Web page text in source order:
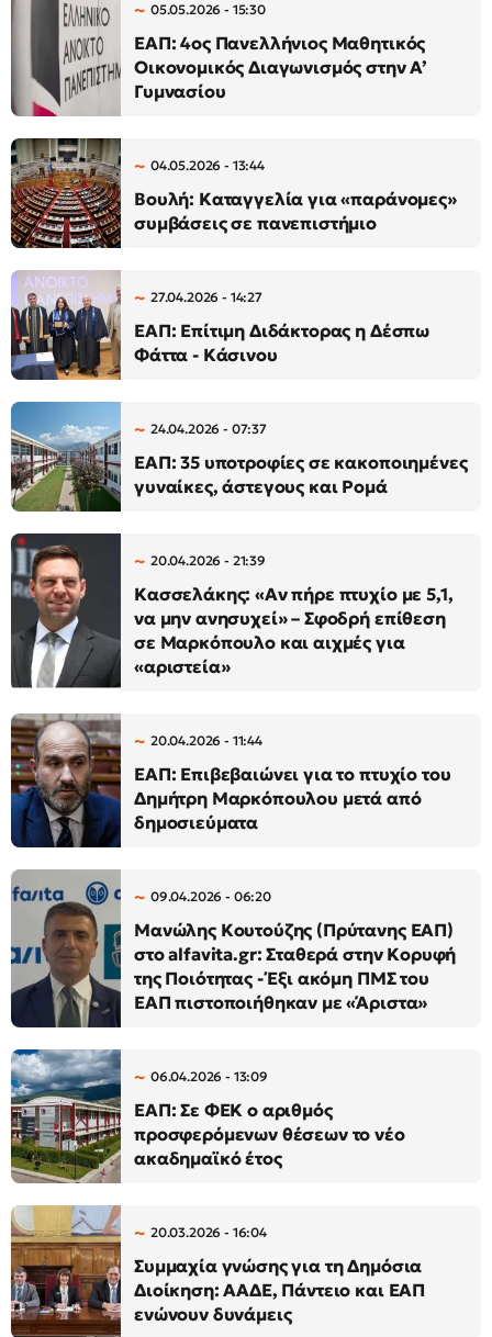
05.05.2026 - 15:30
ΕΑΠ: 4ος Πανελλήνιος Μαθητικός
Οικονομικός Διαγωνισμός στην Α’
Γυμνασίου
04.05.2026 - 13:44
Βουλή: Καταγγελία για «παράνομες»
συμβάσεις σε πανεπιστήμιο
27.04.2026 - 14:27
ΕΑΠ: Επίτιμη Διδάκτορας η Δέσπω
Φάττα - Κάσινου
24.04.2026 - 07:37
ΕΑΠ: 35 υποτροφίες σε κακοποιημένες
γυναίκες, άστεγους και Ρομά
20.04.2026 - 21:39
Κασσελάκης: «Αν πήρε πτυχίο με 5,1,
να μην ανησυχεί» – Σφοδρή επίθεση
σε Μαρκόπουλο και αιχμές για
«αριστεία»
20.04.2026 - 11:44
ΕΑΠ: Επιβεβαιώνει για το πτυχίο του
Δημήτρη Μαρκόπουλου μετά από
δημοσιεύματα
09.04.2026 - 06:20
Μανώλης Κουτούζης (Πρύτανης ΕΑΠ)
στο alfavita.gr: Σταθερά στην Κορυφή
της Ποιότητας - Έξι ακόμη ΠΜΣ του
ΕΑΠ πιστοποιήθηκαν με «Άριστα»
06.04.2026 - 13:09
ΕΑΠ: Σε ΦΕΚ ο αριθμός
προσφερόμενων θέσεων το νέο
ακαδημαϊκό έτος
20.03.2026 - 16:04
Συμμαχία γνώσης για τη Δημόσια
Διοίκηση: ΑΑΔΕ, Πάντειο και ΕΑΠ
ενώνουν δυνάμεις